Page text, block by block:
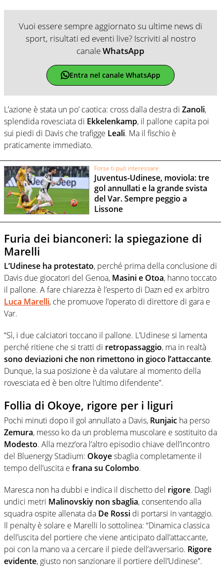
Vuoi essere sempre aggiornato su ultime news di
sport, risultati ed eventi live? Iscriviti al nostro
canaleWhatsApp
Entra nel canale WhatsApp
L’azione è stata un po’ caotica: cross dalla destra di Zanoli,
splendida rovesciata di Ekkelenkamp, il pallone capita poi
sui piedi di Davis che trafigge Leali. Ma il fischio è
praticamente immediato.
Forse ti può interessare
Juventus-Udinese, moviola: tre
gol annullati e la grande svista
del Var. Sempre peggio a
Lissone
Furia dei bianconeri: la spiegazione di
Marelli
L’Udinese ha protestato, perché prima della conclusione di
Davis due giocatori del Genoa, Masini e Otoa, hanno toccato
il pallone. A fare chiarezza è l’esperto di Dazn ed ex arbitro
Luca Marelli, che promuove l’operato di direttore di gara e
Var.
“Sì, i due calciatori toccano il pallone. L’Udinese si lamenta
perché ritiene che si tratti di retropassaggio, ma in realtà
sono deviazioni che non rimettono in gioco l’attaccante.
Dunque, la sua posizione è da valutare al momento della
rovesciata ed è ben oltre l’ultimo difendente”.
Follia di Okoye, rigore per i liguri
Pochi minuti dopo il gol annullato a Davis, Runjaic ha perso
Zemura, messo ko da un problema muscolare e sostituito da
Modesto. Alla mezz’ora l’altro episodio chiave dell’incontro
del Bluenergy Stadium: Okoyesbaglia completamente il
tempo dell’uscita e frana su Colombo.
Maresca non ha dubbi e indica il dischetto del rigore. Dagli
undici metri Malinovskiy non sbaglia, consentendo alla
squadra ospite allenata da De Rossi di portarsi in vantaggio.
Il penalty è solare e Marelli lo sottolinea: “Dinamica classica
dell’uscita del portiere che viene anticipato dall’attaccante,
poi con la mano va a cercare il piede dell’avversario. Rigore
evidente, giusto non sanzionare il portiere dell’Udinese”.